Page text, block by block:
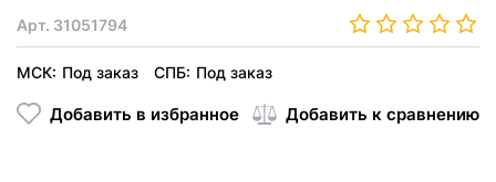
Арт. 31051794
МСК: Под заказ СПБ: Под заказ
Добавить в избранное Добавить к сравнению